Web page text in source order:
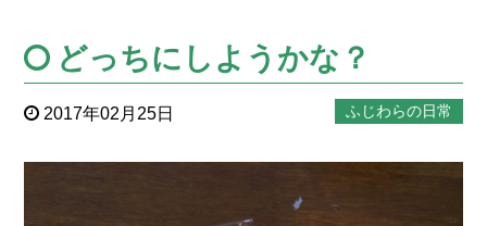
どっちにしようかな？
2017年02月25日 ふじわらの日常